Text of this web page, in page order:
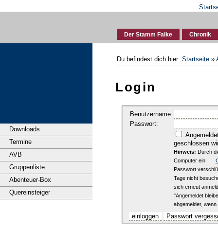
Der Stamm Falke Chronik
Downloads
Termine
AVB
Gruppenliste
Abenteuer-Box
Quereinsteiger
Du befindest dich hier: Startseite »
Login
Benutzername:
Passwort:
geschlossen
Hinweis: Durch
Computer ein
Passwort
Tage nicht
sich erneut
"Angemeldet
abgemeldet,